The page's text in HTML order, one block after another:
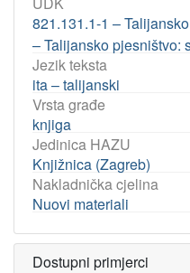
821.131.1-1 –
– Talijansko pjesništvo:
Jezik teksta
ita – talijanski
Vrsta građe
knjiga
Jedinica HAZU
Knjižnica (Zagreb)
Nakladnička cjelina
Nuovi materiali
Dostupni primjerci